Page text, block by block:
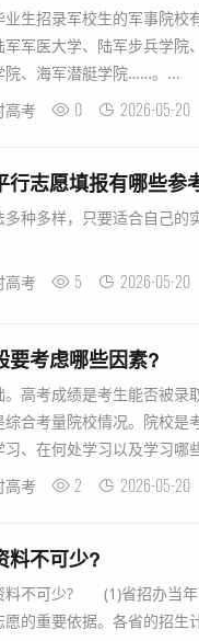
业生招录军校生的军事院
军医大学、陆军步兵学
院、海军潜艇学院……。...
高考 0 2026-05-20
行志愿填报有哪些参
种多样，只要适合自己的
高考 5 2026-05-20
要考虑哪些因素?
高考成绩是考生能否被录
合考量院校情况。院校
、在何处学习以及学习哪
高考 2 2026-05-20
料不可少?
不可少? (1)省招办当年
的重要依据。各省的招生